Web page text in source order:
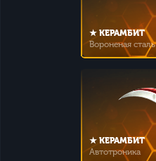
★ КЕРАМБИТ
Вороненая сталь
★ КЕРАМБИТ
Автотроника